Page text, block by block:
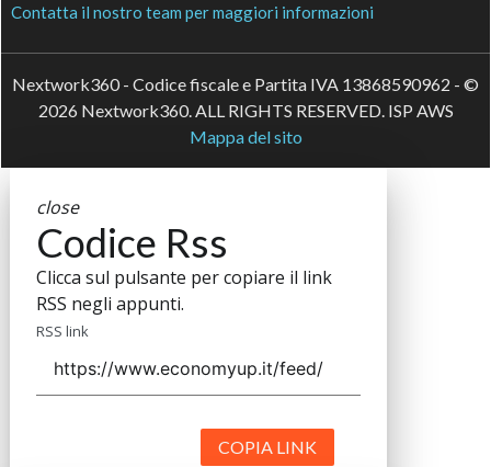
Contatta il nostro team per maggiori informazioni
Nextwork360 - Codice fiscale e Partita IVA 13868590962 - ©
2026 Nextwork360. ALL RIGHTS RESERVED. ISP AWS
Mappa del sito
close
Codice Rss
Clicca sul pulsante per copiare il link
RSS negli appunti.
RSS link
COPIA LINK